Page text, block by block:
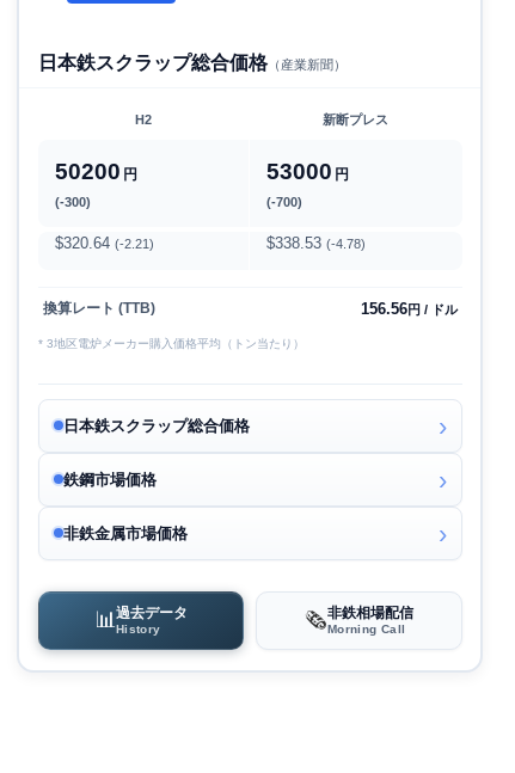
日本鉄スクラップ総合価格（産業新聞）
H2 新断プレス
50200 円
(-300)
53000 円
(-700)
$320.64 (-2.21) $338.53 (-4.78)
換算レート (TTB) 156.56円 / ドル
* 3地区電炉メーカー購入価格平均（トン当たり）
日本鉄スクラップ総合価格
鉄鋼市場価格
非鉄金属市場価格
📊 過去データ
History 🗞️非鉄相場配信
Morning Call